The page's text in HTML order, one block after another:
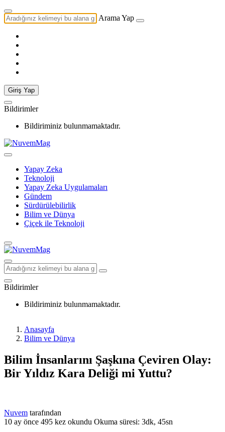
Arama Yap
Giriş Yap
Bildirimler
Bildiriminiz bulunmamaktadır.
Yapay Zeka
Teknoloji
Yapay Zeka Uygulamaları
Gündem
Sürdürülebilirlik
Bilim ve Dünya
Çiçek ile Teknoloji
Bildirimler
Bildiriminiz bulunmamaktadır.
Anasayfa
Bilim ve Dünya
Bilim İnsanlarını Şaşkına Çeviren Olay:
Bir Yıldız Kara Deliği mi Yuttu?
Nuvem tarafından
10 ay önce 495 kez okundu Okuma süresi: 3dk, 45sn